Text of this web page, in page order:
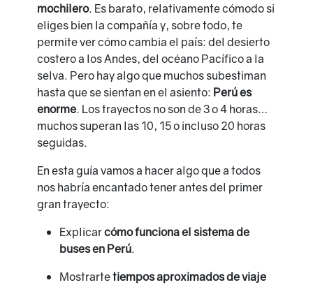
mochilero. Es barato, relativamente cómodo si
eliges bien la compañía y, sobre todo, te
permite ver cómo cambia el país: del desierto
costero a los Andes, del océano Pacífico a la
selva. Pero hay algo que muchos subestiman
hasta que se sientan en el asiento: Perú es
enorme. Los trayectos no son de 3 o 4 horas…
muchos superan las 10, 15 o incluso 20 horas
seguidas.
En esta guía vamos a hacer algo que a todos
nos habría encantado tener antes del primer
gran trayecto:
Explicarcómo funciona el sistema de
buses en Perú.
Mostrartetiempos aproximados de viaje